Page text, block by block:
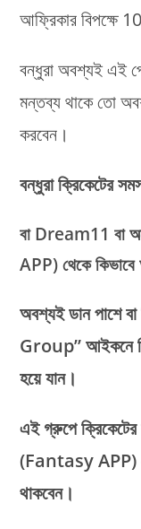
আফ্রিকার বিপক্ষে
বন্ধুরা অবশ্যই এই
মন্তব্য থাকে তো
করবেন।
বন্ধুরাক্রিকেটের
বা Dream11 বা
APP) থেকে
অবশ্যই ডান পাশে
Group” আইকনে
হয়ে যান।
এই গ্রুপে
(Fantasy APP)
থাকবেন।